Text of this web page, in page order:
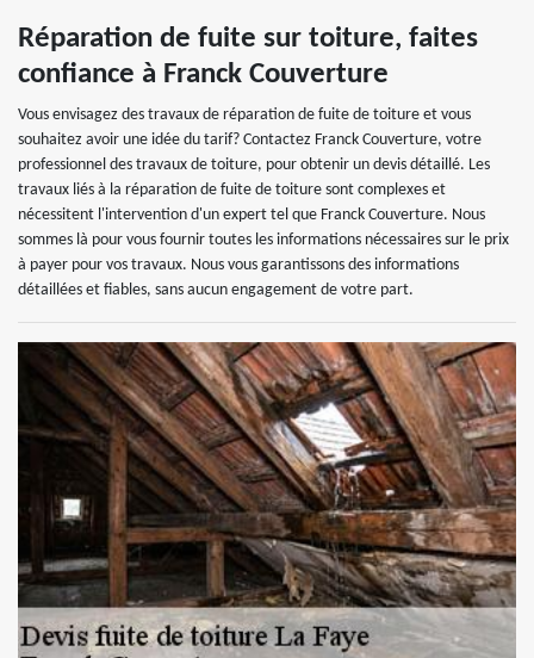
Réparation de fuite sur toiture, faites
confiance à Franck Couverture
Vous envisagez des travaux de réparation de fuite de toiture et vous
souhaitez avoir une idée du tarif? Contactez Franck Couverture, votre
professionnel des travaux de toiture, pour obtenir un devis détaillé. Les
travaux liés à la réparation de fuite de toiture sont complexes et
nécessitent l'intervention d'un expert tel que Franck Couverture. Nous
sommes là pour vous fournir toutes les informations nécessaires sur le prix
à payer pour vos travaux. Nous vous garantissons des informations
détaillées et fiables, sans aucun engagement de votre part.